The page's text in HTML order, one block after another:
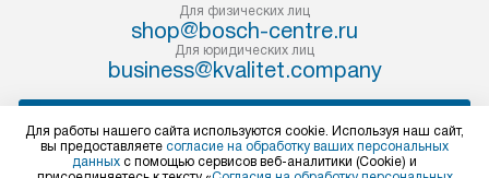
дополнительная плата. Важно
учитывать, что если размеры
прибора не позволяют ему пройти
демонтировать дверцы, ручки или
другие выступающие элементы, так
монтаж техники
на место с
Для физических лиц
shop@bosch-centre.ru
Для юридических лиц
business@kvalitet.company
Для работы нашего сайта используются cookie. Используя наш сайт,
вы предоставляете согласие на обработку ваших персональных
данных с помощью сервисов веб-аналитики (Cookie) и